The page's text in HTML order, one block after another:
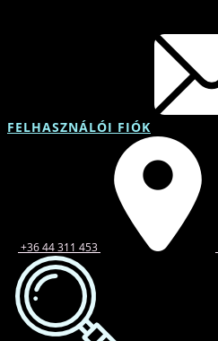
FELHASZNÁLÓI FIÓK
+36 44 311 453